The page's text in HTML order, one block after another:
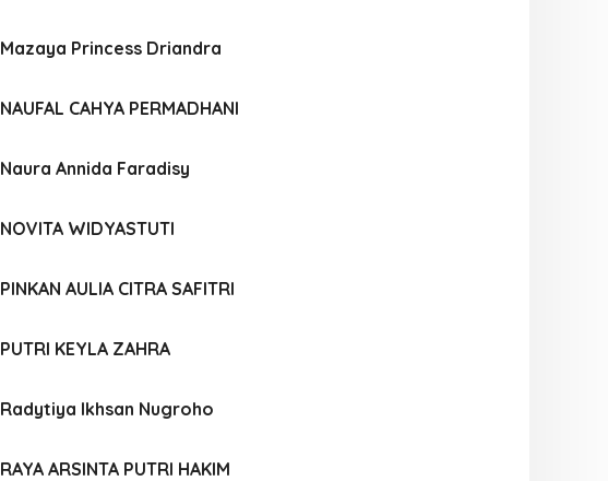
Mazaya Princess Driandra
NAUFAL CAHYA PERMADHANI
Naura Annida Faradisy
NOVITA WIDYASTUTI
PINKAN AULIA CITRA SAFITRI
PUTRI KEYLA ZAHRA
Radytiya Ikhsan Nugroho
RAYA ARSINTA PUTRI HAKIM